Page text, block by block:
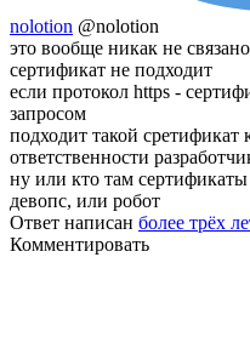
nolotion @nolotion
это вообще никак не
сертификат не подходит
если протокол https -
запросом
подходит такой
ответственности
ну или кто там сертификаты
девопс, или робот
Ответ написан более трёх
Комментировать